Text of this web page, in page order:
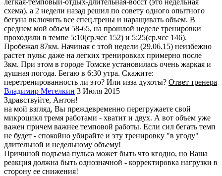
легкая-темповый-отдых-длительная-восст (это недельная
схема), а 2 недели назад решил по совету одного опытного
бегуна включить все спец.трены и наращивать объем. В
среднем мой объем 58-65, на прошлой неделе тренировки
проходили в темпе 5:10(ср.чсс 152) и 5:25(ср.чсс 146).
Пробежал 87км. Начиная с этой недели (29.06.15) неизбежно
растет пульс даже на легких тренировках примерно после
3км. При этом в городе Томске установилась очень жаркая и
душная погода. Бегаю в 6:30 утра. Скажите:
перетренированность ли это? Или изза духоты? Ответ тренера
Владимир Метелкин 3 Июля 2015
Здравствуйте, Антон!
на мой взгляд, Вы преждевременно перегружаете свой
микроцикл тремя работами - хватит и двух. А вот объем уже
важен причем важнее темповой работы. Если сил бегать темп
не будет - спокойно убирайте и эту тренировку "в угоду"
длительной и недельному объему!
Причиной подъема пульса может быть что кгодно, но Ваша
реакция должна быть однозначной - корректировка нагрузки в
сторону ее снижения!